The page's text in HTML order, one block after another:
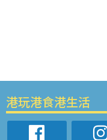
港玩港食港生活